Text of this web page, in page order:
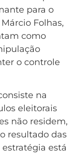
para o
Folhas,
como
o controle
na
eleitorais
não residem,
resultado das
está